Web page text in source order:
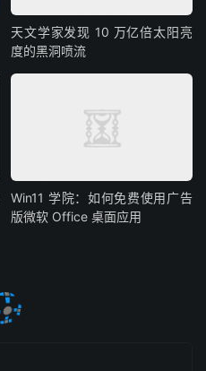
天文学家发现 10 万亿倍太阳亮
度的黑洞喷流
Win11 学院：如何免费使用广告
版微软 Office 桌面应用